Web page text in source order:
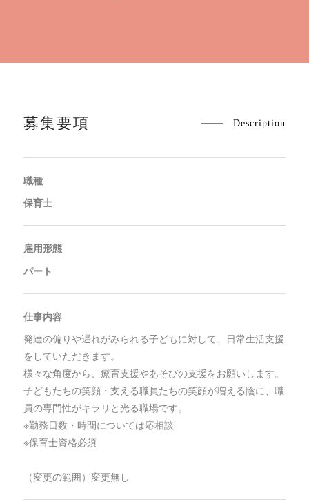
募集要項 Description
職種
保育士
雇用形態
パート
仕事内容
発達の偏りや遅れがみられる子どもに対して、日常生活支援
をしていただきます。
様々な角度から、療育支援やあそびの支援をお願いします。
子どもたちの笑顔・支える職員たちの笑顔が増える陰に、職
員の専門性がキラリと光る職場です。
※勤務日数・時間については応相談
※保育士資格必須
（変更の範囲）変更無し